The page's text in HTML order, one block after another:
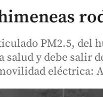
PM2.5, del
salud y debe salir
eléctrica: